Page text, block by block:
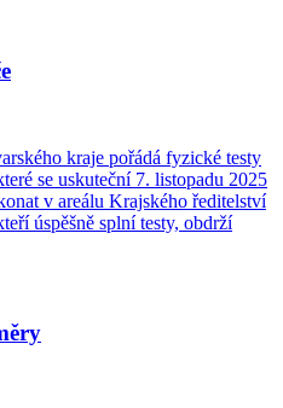
kraje pořádá fyzické testy
se uskuteční 7. listopadu 2025
v areálu Krajského ředitelství
úspěšně splní testy, obdrží